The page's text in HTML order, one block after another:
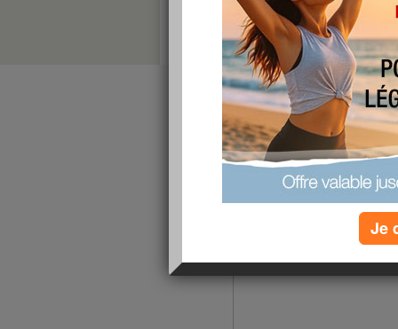
Bonjour à toutes
Je vois que vos papilles n'ont rien
végétarienneet après lecture de
que demainlundi 22 jusqu'à dimanche 28,
végétarienne de votre choix ! Vous
Recette
Je